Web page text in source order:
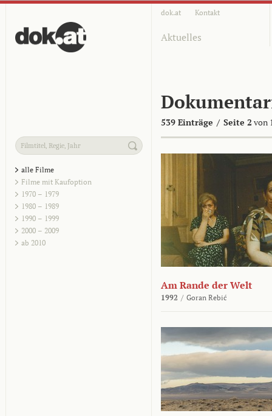
dok.at Kontakt
Aktuelles
539 Einträge / Seite 2 von
alle Filme
Filme mit Kaufoption
1970 – 1979
1980 – 1989
1990 – 1999
2000 – 2009
ab 2010
Am Rande der Welt
1992 / Goran Rebić